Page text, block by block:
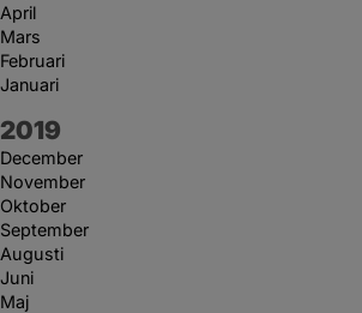
April
Mars
Februari
Januari
År:
2019
December
November
Oktober
September
Augusti
Juni
Maj